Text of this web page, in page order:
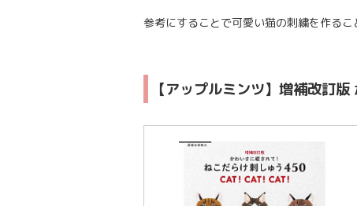
参考にすることで可愛い猫の刺繍を作るこ
【アップルミンツ】増補改訂